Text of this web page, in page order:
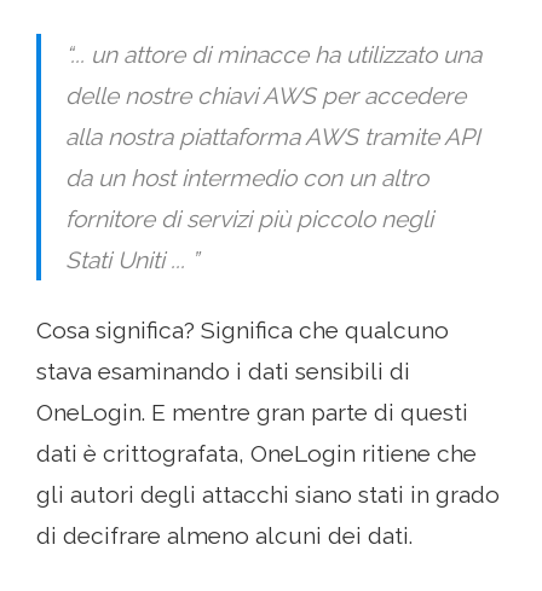
“... un attore di minacce ha utilizzato una
delle nostre chiavi AWS per accedere
alla nostra piattaforma AWS tramite API
da un host intermedio con un altro
fornitore di servizi più piccolo negli
Stati Uniti ... ”
Cosa significa? Significa che qualcuno
stava esaminando i dati sensibili di
OneLogin. E mentre gran parte di questi
dati è crittografata, OneLogin ritiene che
gli autori degli attacchi siano stati in grado
di decifrare almeno alcuni dei dati.